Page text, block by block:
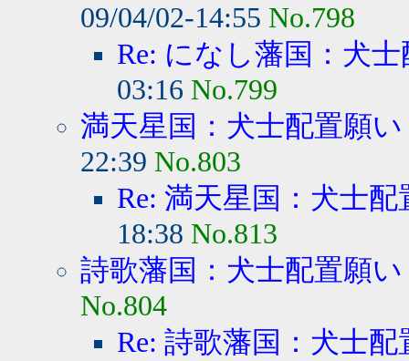
09/04/02-14:55 No.798
Re: になし藩国：犬
03:16 No.799
満天星国：犬士配置願い
22:39 No.803
Re: 満天星国：犬士配
18:38 No.813
詩歌藩国：犬士配置願い
No.804
Re: 詩歌藩国：犬士配